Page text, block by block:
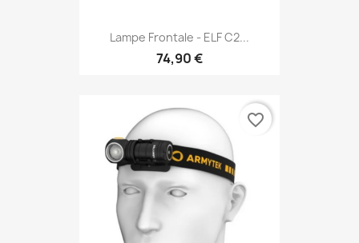
Lampe Frontale - ELF C2...
74,90 €
favorite_border